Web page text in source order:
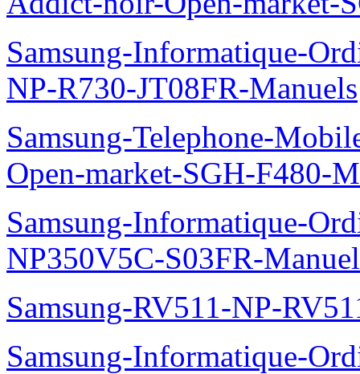
Samsung-Informatique-
NP-R730-JT08FR-Manuels
Samsung-Telephone-
Open-market-SGH-F480-
Samsung-Informatique-
NP350V5C-S03FR-
Samsung-RV511-NP-
Samsung-Informatique-